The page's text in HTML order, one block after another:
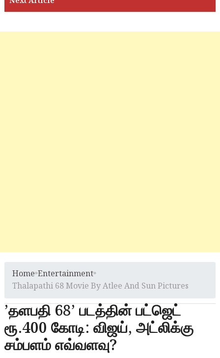
Home»Entertainment»
Thalapathi 68 Movie By Atlee And Sun Pictures
’தளபதி 68’ படத்தின் பட்ஜெட்
ரூ.400 கோடி: விஜய், அட்லிக்கு
சம்பளம் எவ்வளவு?